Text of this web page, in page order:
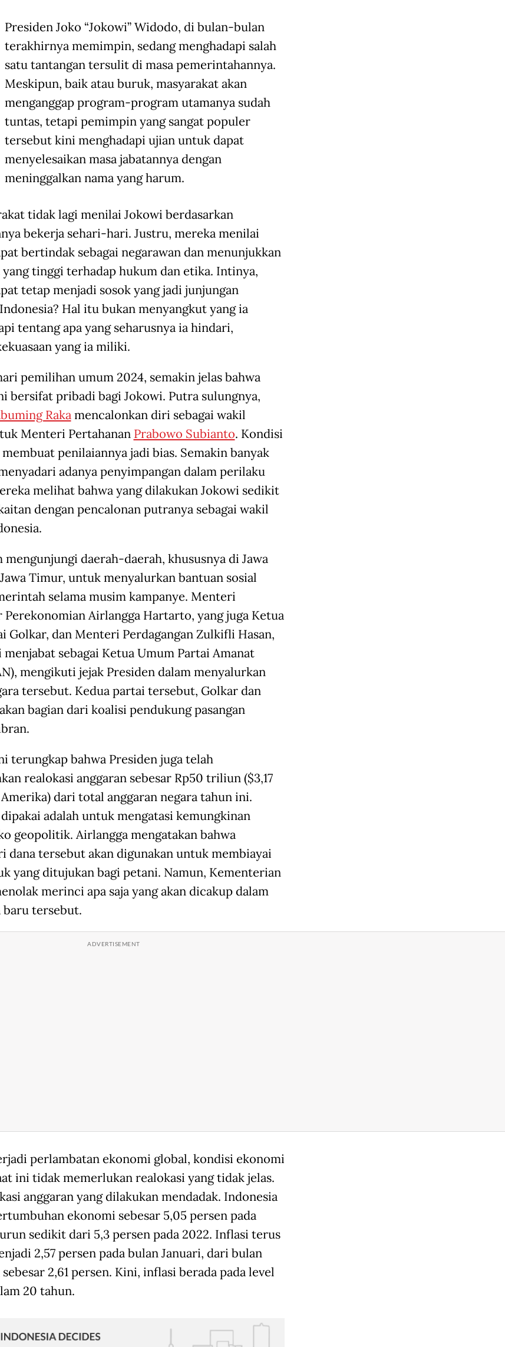
Presiden Joko “Jokowi” Widodo, di bulan-bulan
terakhirnya memimpin, sedang menghadapi salah
satu tantangan tersulit di masa pemerintahannya.
Meskipun, baik atau buruk, masyarakat akan
menganggap program-program utamanya sudah
tuntas, tetapi pemimpin yang sangat populer
tersebut kini menghadapi ujian untuk dapat
menyelesaikan masa jabatannya dengan
meninggalkan nama yang harum.
tidak lagi menilai Jokowi berdasarkan
bekerja sehari-hari. Justru, mereka menilai
bertindak sebagai negarawan dan menunjukkan
tinggi terhadap hukum dan etika. Intinya,
tetap menjadi sosok yang jadi junjungan
Hal itu bukan menyangkut yang ia
tentang apa yang seharusnya ia hindari,
yang ia miliki.
pemilihan umum 2024, semakin jelas bahwa
bersifat pribadi bagi Jokowi. Putra sulungnya,
Rakamencalonkan diri sebagai wakil
Menteri Pertahanan Prabowo Subianto. Kondisi
penilaiannya jadi bias. Semakin banyak
adanya penyimpangan dalam perilaku
melihat bahwa yang dilakukan Jokowi sedikit
dengan pencalonan putranya sebagai wakil
mengunjungi daerah-daerah, khususnya di Jawa
Timur, untuk menyalurkan bantuan sosial
selama musim kampanye. Menteri
Airlangga Hartarto, yang juga Ketua
Golkar, dan Menteri Perdagangan Zulkifli Hasan,
menjabat sebagai Ketua Umum Partai Amanat
mengikuti jejak Presiden dalam menyalurkan
tersebut. Kedua partai tersebut, Golkar dan
bagian dari koalisi pendukung pasangan
terungkap bahwa Presiden juga telah
realokasi anggaran sebesar Rp50 triliun ($3,17
dari total anggaran negara tahun ini.
adalah untuk mengatasi kemungkinan
geopolitik. Airlangga mengatakan bahwa
dana tersebut akan digunakan untuk membiayai
yang ditujukan bagi petani. Namun, Kementerian
merinci apa saja yang akan dicakup dalam
baru tersebut.
perlambatan ekonomi global, kondisi ekonomi
ini tidak memerlukan realokasi yang tidak jelas.
anggaran yang dilakukan mendadak. Indonesia
ekonomi sebesar 5,05 persen pada
sedikit dari 5,3 persen pada 2022. Inflasi terus
2,57 persen pada bulan Januari, dari bulan
2,61 persen. Kini, inflasi berada pada level
20 tahun.